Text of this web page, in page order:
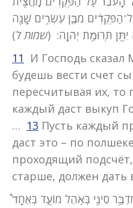
מִבֶּ֛ן עֶשְׂרִ֥ים שָׁנָ֖ה
יִתֵּ֖ן תְּרוּמַ֥ת יְהֹוָֽה: (שמות ל)
11
И Господь сказал
будешь вести счет
пересчитывая их, то
каждый даст выкуп
… 13 Пусть каждый
даст это – по
проходящий
старше, должен дать
סִינַ֖י בְּאֹ֣הֶל מוֹעֵ֑ד בְּאֶחָד֩